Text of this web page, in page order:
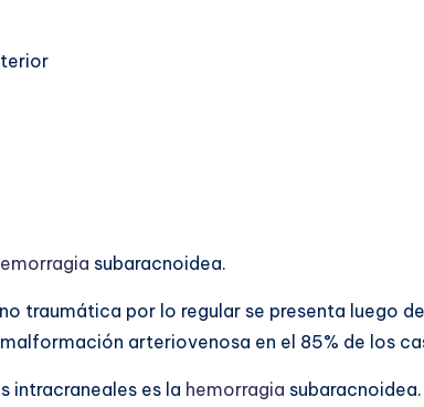
subaracnoidea.
traumática por lo regular se presenta luego
arteriovenosa en el 85% de los
intracraneales es la hemorragia subaracnoidea.